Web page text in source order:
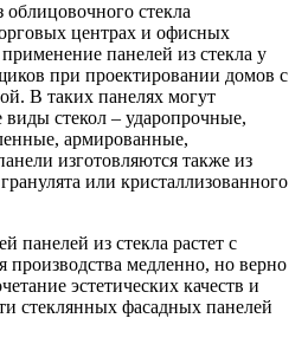
облицовочного стекла
центрах и офисных
панелей из стекла у
при проектировании домов с
В таких панелях могут
виды стекол – ударопрочные,
армированные,
изготовляются также из
или кристаллизованного
панелей из стекла растет с
медленно, но верно
эстетических качеств и
стеклянных фасадных панелей